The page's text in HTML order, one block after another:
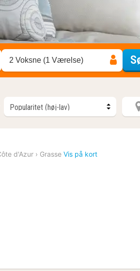
2 Voksne (1 Værelse)
d'Azur › Grasse Vis på kort